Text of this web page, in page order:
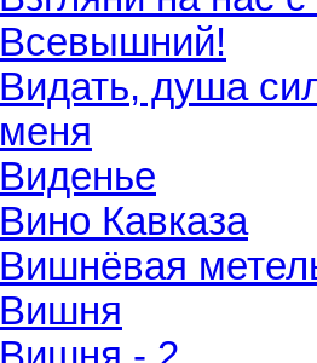
Всевышний!
Видать, душа
меня
Виденье
Вино Кавказа
Вишнёвая
Вишня